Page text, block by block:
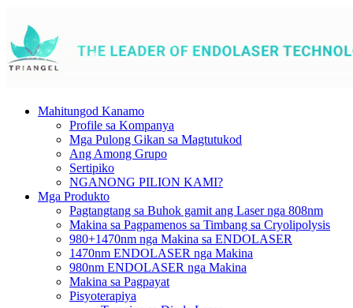
Mahitungod Kanamo
Profile sa Kompanya
Mga Pulong Gikan sa Magtutukod
Ang Among Grupo
Sertipiko
NGANONG PILION KAMI?
Mga Produkto
Pagtangtang sa Buhok gamit ang Laser nga 808nm
Makina sa Pagpamenos sa Timbang sa Cryolipolysis
980+1470nm nga Makina sa ENDOLASER
1470nm ENDOLASER nga Makina
980nm ENDOLASER nga Makina
Makina sa Pagpayat
Pisyoterapiya